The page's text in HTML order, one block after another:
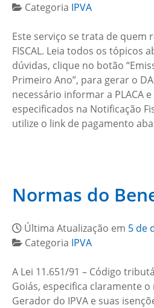
Categoria IPVA
Este serviço se trata de quem
FISCAL. Leia todos os tópicos
dúvidas, clique no botão
Primeiro Ano”, para gerar o
necessário informar a PLACA e
especificados na Notificação
utilize o link de pagamento
Normas do
Última Atualização em 5 de
Categoria IPVA
A Lei 11.651/91 – Código
Goiás, especifica claramente
Gerador do IPVA e suas